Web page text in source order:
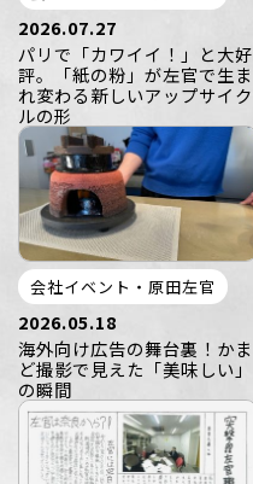
2026.07.27
パリで「カワイイ！」と大好
評。「紙の粉」が左官で生ま
れ変わる新しいアップサイク
ルの形
会社イベント・原田左官
2026.05.18
海外向け広告の舞台裏！かま
ど撮影で見えた「美味しい」
の瞬間